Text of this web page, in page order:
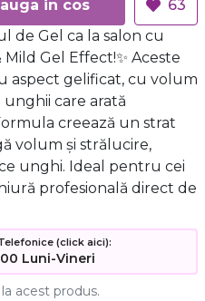
Adauga in cos
63
de Gel ca la salon cu
Gel Effect!✨ Aceste
aspect gelificat, cu volum
care arată
creează un strat
volum și strălucire,
unghi. Ideal pentru cei
profesională direct de
(click aici):
Luni-Vineri
acest produs.